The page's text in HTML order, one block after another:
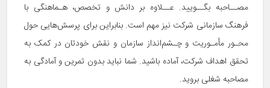
مصــاحبه بگــویید. عــلاوه بر دانش و تخصص، هـماهنگی با
فرهنگ سازمانی شرکت نیز مهم است. بنابراین برای پرسش‌هایی حول
محـور مأمـوریت و چـشم‌انداز سازمان و نقش خودتان در کمک به
تحقق اهداف شرکت، آماده باشید. شما نباید بدون تمرین و آمادگی به
مصاحبه شغلی بروید.